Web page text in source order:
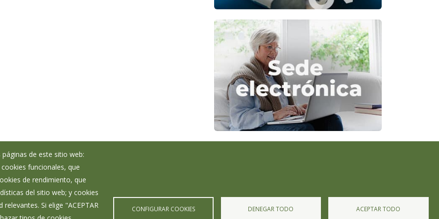
de este sitio web:
funcionales, que
de rendimiento, que
del sitio web; y cookies
Si elige "ACEPTAR
CONFIGURAR COOKIES DENEGAR TODO ACEPTAR TODO
Corporación Municipal
Teléfonos de interés